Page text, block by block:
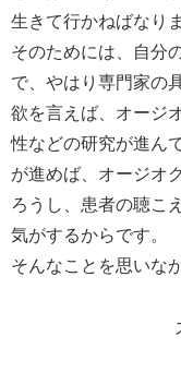
生きて行かねばなり
そのためには、自分
で、やはり専門家の
欲を言えば、オージ
性などの研究が進ん
が進めば、オージオ
ろうし、患者の聴こ
気がするからです。
そんなことを思いな